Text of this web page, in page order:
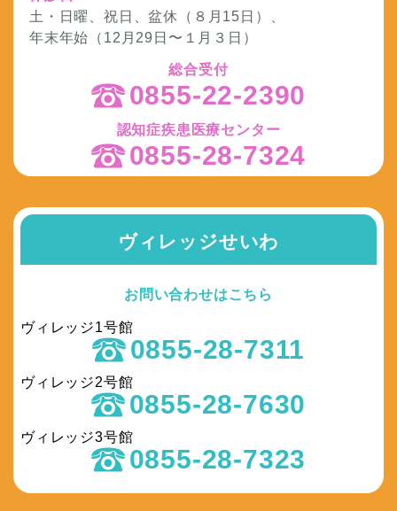
土・日曜、祝日、盆休（８月15日）、
年末年始（12月29日〜１月３日）
総合受付
0855-22-2390
認知症疾患医療センター
0855-28-7324
ヴィレッジせいわ
お問い合わせはこちら
ヴィレッジ1号館
0855-28-7311
ヴィレッジ2号館
0855-28-7630
ヴィレッジ3号館
0855-28-7323